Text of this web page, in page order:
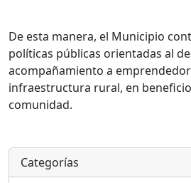
De esta manera, el Municipio
políticas públicas orientadas al
acompañamiento a
infraestructura rural, en
comunidad.
Categorías